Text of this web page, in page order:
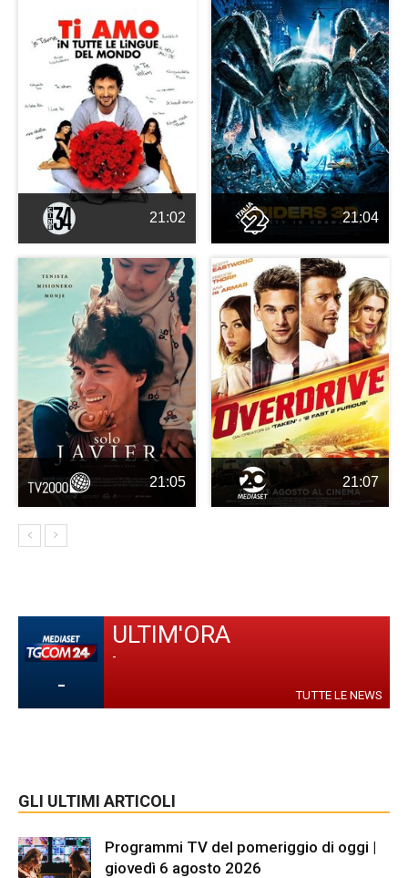
21:02 21:04
21:05 21:07
-
ULTIM'ORA
-
TUTTE LE NEWS
GLI ULTIMI ARTICOLI
Programmi TV del pomeriggio di oggi |
giovedì 6 agosto 2026